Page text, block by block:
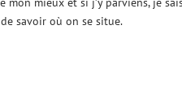
savoir où on se situe.